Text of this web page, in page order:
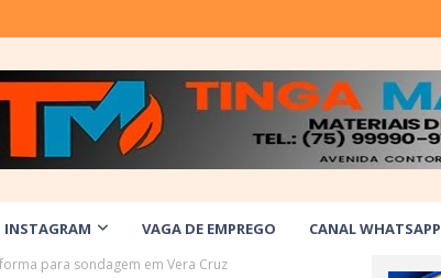
INSTAGRAM VAGA DE EMPREGO CANAL WHATSAPP
para sondagem em Vera Cruz